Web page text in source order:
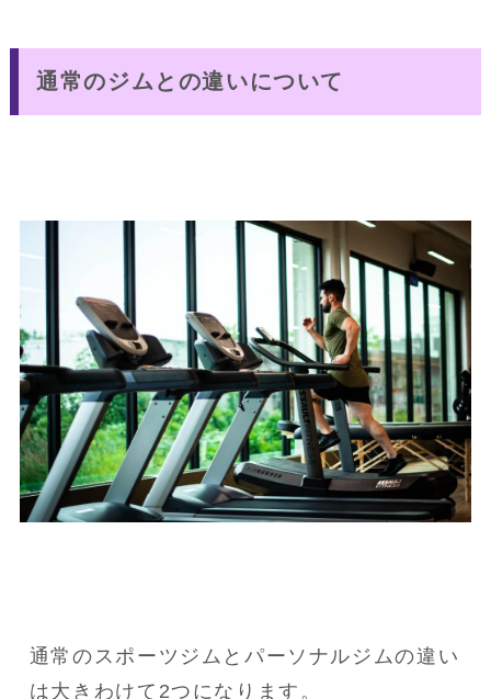
通常のジムとの違いについて
通常のスポーツジムとパーソナルジムの違い
は大きわけて2つになります。